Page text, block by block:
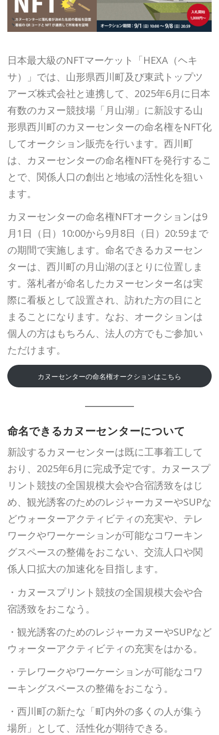
日本最大級のNFTマーケット「HEXA（ヘキ
サ）」では、山形県西川町及び東武トップツ
アーズ株式会社と連携して、2025年6月に日本
有数のカヌー競技場「月山湖」に新設する山
形県西川町のカヌーセンターの命名権をNFT化
してオークション販売を行います。西川町
は、カヌーセンターの命名権NFTを発行するこ
とで、関係人口の創出と地域の活性化を狙い
ます。
カヌーセンターの命名権NFTオークションは9
月1日（日）10:00から9月8日（日）20:59まで
の期間で実施します。命名できるカヌーセン
ターは、西川町の月山湖のほとりに位置しま
す。落札者が命名したカヌーセンター名は実
際に看板として設置され、訪れた方の目にと
まることになります。なお、オークションは
個人の方はもちろん、法人の方でもご参加い
ただけます。
カヌーセンターの命名権オークションはこちら
命名できるカヌーセンターについて
新設するカヌーセンターは既に工事着工して
おり、2025年6月に完成予定です。カヌースプ
リント競技の全国規模大会や合宿誘致をはじ
め、観光誘客のためのレジャーカヌーやSUPな
どウォーターアクティビティの充実や、テレ
ワークやワーケーションが可能なコワーキン
グスペースの整備をおこない、交流人口や関
係人口拡大の加速化を目指します。
・カヌースプリント競技の全国規模大会や合
宿誘致をおこなう。
・観光誘客のためのレジャーカヌーやSUPなど
ウォーターアクティビティの充実をはかる。
・テレワークやワーケーションが可能なコワ
ーキングスペースの整備をおこなう。
・西川町の新たな「町内外の多くの人が集う
場所」として、活性化が期待できる。